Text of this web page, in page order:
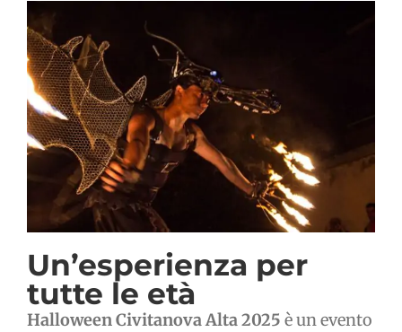
Un’esperienza per
tutte le età
Halloween Civitanova Alta 2025 è un evento